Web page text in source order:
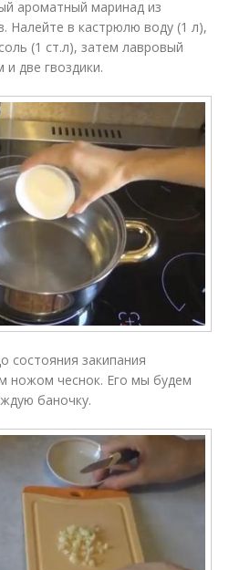
ароматный маринад из
Налейте в кастрюлю воду (1 л),
(1 ст.л), затем лавровый
две гвоздики.
состояния закипания
ножом чеснок. Его мы будем
баночку.